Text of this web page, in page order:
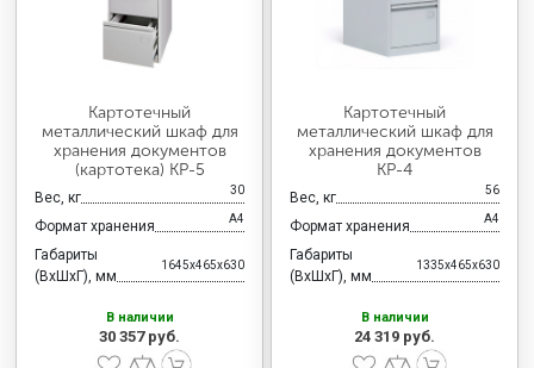
Картотечный
металлический шкаф для
хранения документов
(картотека) КР-5
Вес, кг 30
Формат хранения А4
Габариты
(ВхШхГ), мм
1645x465x630
В наличии
30 357 руб.
Картотечный
металлический шкаф для
хранения документов
КР-4
Вес, кг 56
Формат хранения А4
Габариты
(ВхШхГ), мм
1335x465x630
В наличии
24 319 руб.